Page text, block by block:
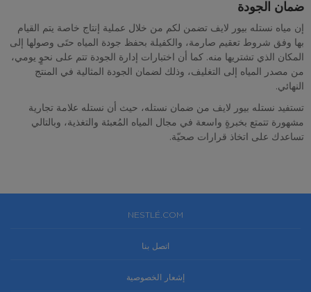
ضمان الجودة
إن مياه نستله بيور لايف تضمن لكم من خلال عملية إنتاج خاصة يتم القيام
بها وفق شروط تعقيم صارمة، والكفيلة بحفظ جودة المياه حتَى وصولها إلى
المكان الذي تشتريها منه. كما أن اختبارات إدارة الجودة تتم على نحوٍ يومي،
من مصدر المياه إلى التغليف، وذلك لضمان الجودة المثالية في المنتج
النهائي.
تستفيد نستله بيور لايف من ضمان نستله، حيث أن نستله علامة تجارية
مشهورة تتمتع بخبرةٍ واسعة في مجال المياه المُعبئة والتغذية، وبالتالي
تساعدك على اتخاذ قرارات صحيّة.
NESTLÉ.COM
اتصل بنا
إشعار الخصوصية